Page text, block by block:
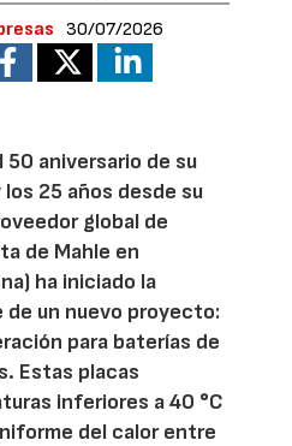
30/07/2026
aniversario de su
25 años desde su
global de
de Mahle en
ha iniciado la
un nuevo proyecto:
para baterías de
Estas placas
inferiores a 40 °C
del calor entre